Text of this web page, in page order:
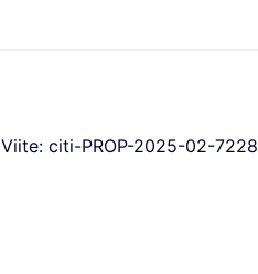
Viite: citi-PROP-2025-02-7228